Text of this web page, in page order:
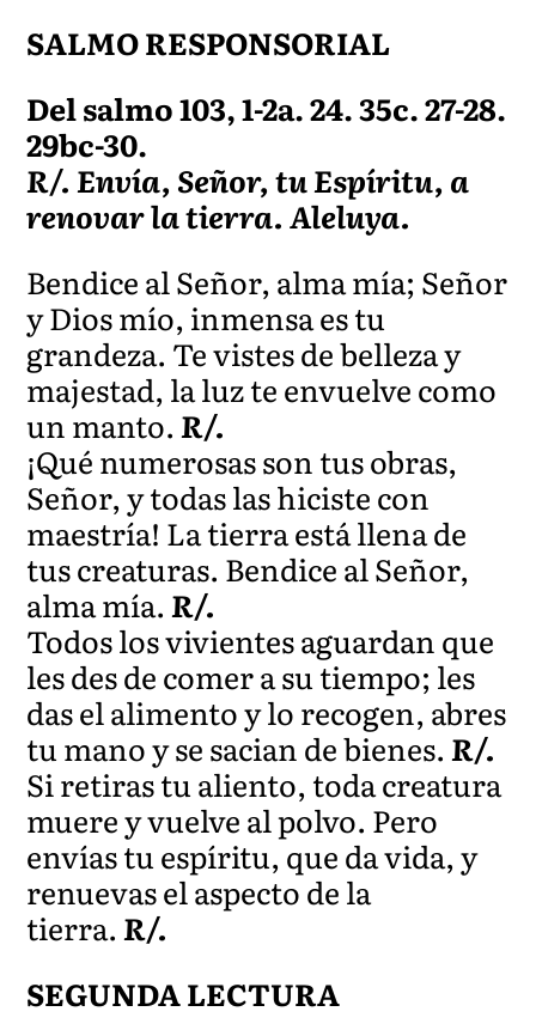
SALMO RESPONSORIAL
Del salmo 103, 1-2a. 24. 35c. 27-28.
29bc-30.
R/. Envía, Señor, tu Espíritu, a
renovar la tierra. Aleluya.
Bendice al Señor, alma mía; Señor
y Dios mío, inmensa es tu
grandeza. Te vistes de belleza y
majestad, la luz te envuelve como
un manto.R/.
¡Qué numerosas son tus obras,
Señor, y todas las hiciste con
maestría! La tierra está llena de
tus creaturas. Bendice al Señor,
alma mía.R/.
Todos los vivientes aguardan que
les des de comer a su tiempo; les
das el alimento y lo recogen, abres
tu mano y se sacian de bienes.R/.
Si retiras tu aliento, toda creatura
muere y vuelve al polvo. Pero
envías tu espíritu, que da vida, y
renuevas el aspecto de la
tierra.R/.
SEGUNDA LECTURA